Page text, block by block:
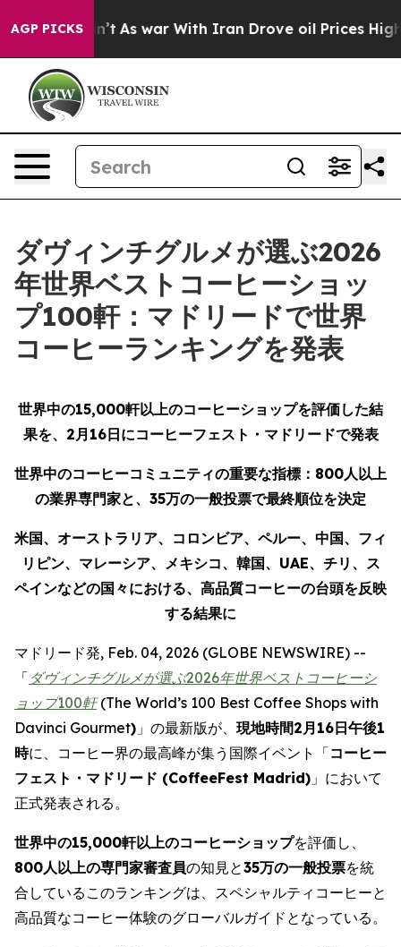
AGP PICKS
Didn’t As war With Iran Drove oil Prices Higher,
ダヴィンチグルメが選ぶ2026
年世界ベストコーヒーショッ
プ100軒：マドリードで世界
コーヒーランキングを発表
世界中の15,000軒以上のコーヒーショップを評価した結
果を、 2月16日にコーヒーフェスト・マドリードで発表
世界中のコーヒーコミュニティの重要な指標： 800人以上
の業界専門家と、 35万の一般投票で最終順位を決定
米国、オーストラリア、コロンビア、ペルー、中国、フィ
リピン、マレーシア、メキシコ、韓国、 UAE、チリ、ス
ペインなどの国々における、高品質コーヒーの台頭を反映
する結果に
マドリード発, Feb. 04, 2026 (GLOBE NEWSWIRE) --
「 ダヴィンチグルメが選ぶ2026年世界ベストコーヒーシ
ョップ100軒 (The World’s 100 Best Coffee Shops with
Davinci Gourmet) 」の最新版が、 現地時間2月 16日午後1
時に、コーヒー界の最高峰が集う国際イベント「コーヒー
フェスト・マドリード (CoffeeFest Madrid) 」において
正式発表される。
世界中の15,000軒以上のコーヒーショップを評価し、
800人以上の専門家審査員の知見と35万の一般投票を統
合しているこのランキングは、スペシャルティコーヒーと
高品質なコーヒー体験のグローバルガイドとなっている。